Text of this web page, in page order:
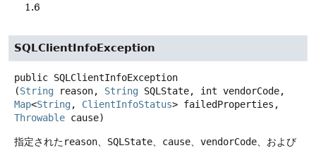
1.6
SQLClientInfoException
public SQLClientInfoException
(String reason, String
Map<String, ClientInfoStatus
Throwable cause)
指定されたreason SQLState cause vendorCode 、および